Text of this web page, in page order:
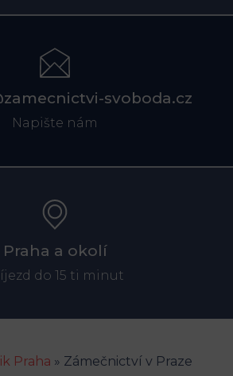
svoboda.cz
Napište nám
Praha a okolí
do 15 ti minut
Praha » Zámečnictví v Praze